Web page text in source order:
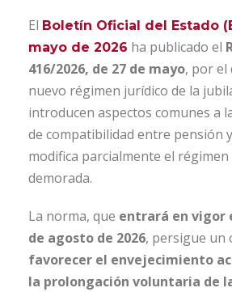
El Boletín Oficial del Estado
mayo de 2026 ha publicado el
416/2026, de 27 de mayo, por el
nuevo régimen jurídico de la
introducen aspectos comunes a
de compatibilidad entre pensión
modifica parcialmente el
demorada.
La norma, que entrará en vigor
de agosto de 2026, persigue un
favorecer el envejecimiento
la prolongación voluntaria de